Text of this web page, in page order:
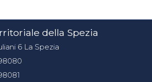
della Spezia
6 La Spezia